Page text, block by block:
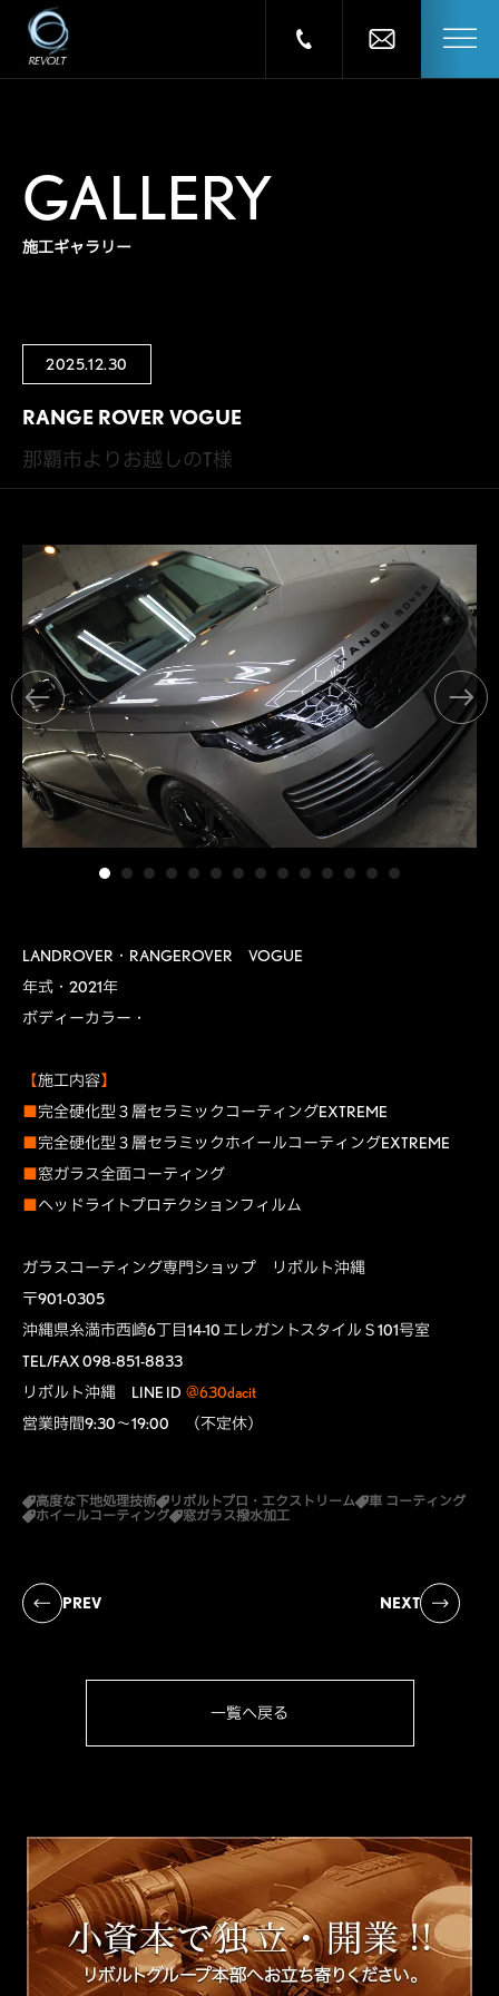
GALLERY
施工ギャラリー
2025.12.30
RANGE ROVER VOGUE
那覇市よりお越しのT様
LANDROVER・RANGEROVER VOGUE
年式・2021年
ボディーカラー・
【施工内容】
■完全硬化型３層セラミックコーティングEXTREME
■完全硬化型３層セラミックホイールコーティングEXTREME
■窓ガラス全面コーティング
■ヘッドライトプロテクションフィルム
ガラスコーティング専門ショップ リボルト沖縄
〒901-0305
沖縄県糸満市西崎6丁目14-10 エレガントスタイルＳ101号室
TEL/FAX 098-851-8833
リボルト沖縄 LINE ID @630dacit
営業時間9:30～19:00 （不定休）
高度な下地処理技術 リボルトプロ・エクストリーム
車 コーティング
ホイールコーティング
窓ガラス撥水加工
PREV NEXT
一覧へ戻る